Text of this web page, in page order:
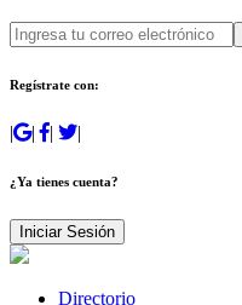
Regístrate con:
| | | |
¿Ya tienes cuenta?
Iniciar Sesión
Directorio